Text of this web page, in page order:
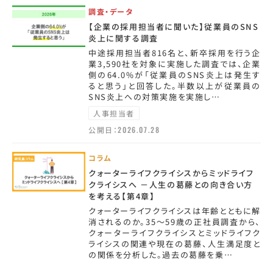
調査・データ
【企業の採用担当者に聞いた】従業員のSNS
炎上に関する調査
中途採用担当者816名と、新卒採用を行う企
業3,590社を対象に実施した調査では、企業
側の64.0%が「従業員のSNS炎上は発生す
ると思う」と回答した。半数以上が従業員の
SNS炎上への対策実施を実施し…
人事担当者
公開日：2026.07.28
コラム
クォーターライフクライシスからミッドライフ
クライシスへ －人生の葛藤との向き合い方
を考える【第4章】
クォーターライフクライシスは年齢とともに解
消されるのか。35～59歳の正社員調査から、
クォーターライフクライシスとミッドライフク
ライシスの関連や現在の葛藤、人生満足度と
の関係を分析した。過去の葛藤を乗…